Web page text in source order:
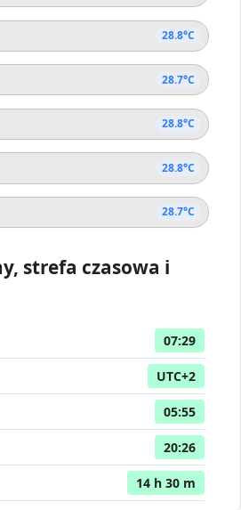
28.8°C
28.7°C
28.8°C
28.8°C
28.7°C
strefa czasowa i
07:29
UTC+2
05:55
20:26
14 h 30 m